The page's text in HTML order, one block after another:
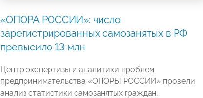
«ОПОРА РОССИИ»: число
зарегистрированных самозанятых в РФ
превысило 13 млн
Центр экспертизы и аналитики проблем
предпринимательства «ОПОРЫ РОССИИ» провели
анализ статистики самозанятых граждан,